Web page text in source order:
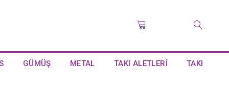
GÜMÜŞ METAL TAKI ALETLERİ TAKI